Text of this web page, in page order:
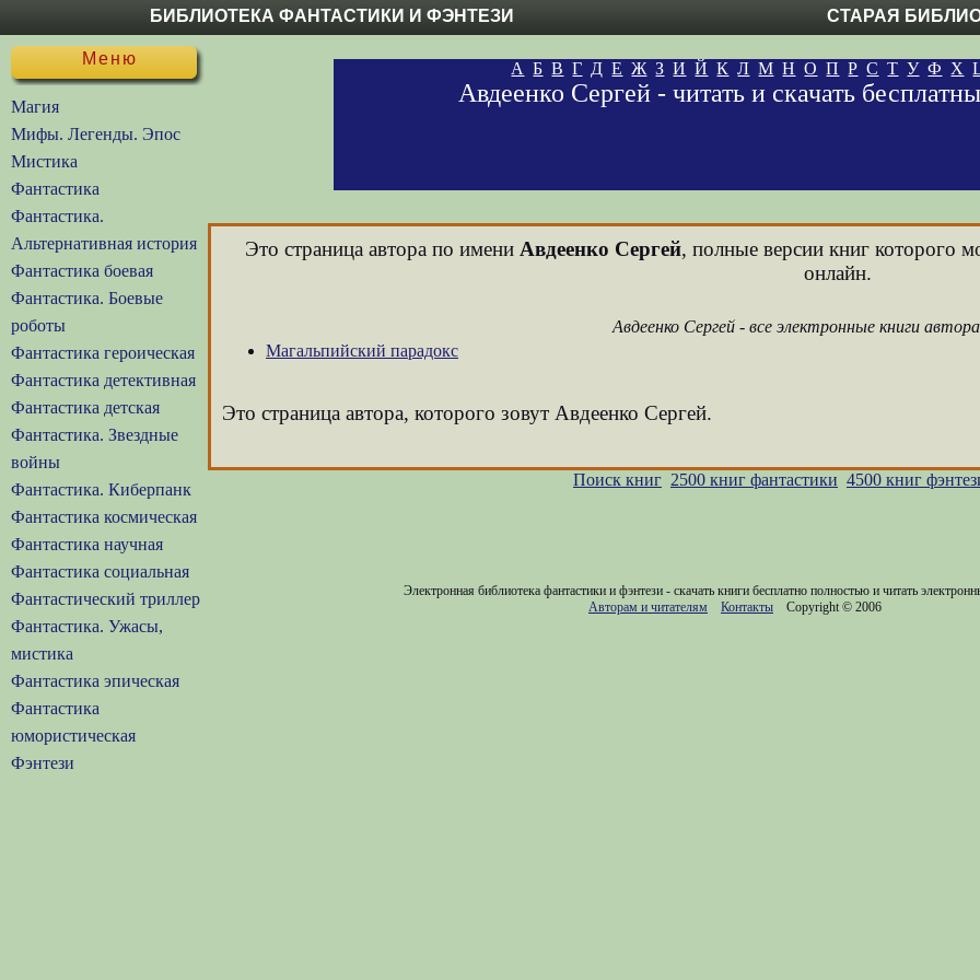
БИБЛИОТЕКА ФАНТАСТИКИ И ФЭНТЕЗИ СТАРАЯ
Меню
Магия
Мифы. Легенды. Эпос
Мистика
Фантастика
Фантастика.
Альтернативная история
Фантастика боевая
Фантастика. Боевые
роботы
Фантастика героическая
Фантастика детективная
Фантастика детская
Фантастика. Звездные
войны
Фантастика. Киберпанк
Фантастика космическая
Фантастика научная
Фантастика социальная
Фантастический триллер
Фантастика. Ужасы,
мистика
Фантастика эпическая
Фантастика
юмористическая
Фэнтези
А Б В Г Д Е Ж З И Й К Л М Н О П Р С Т У Ф Х
Авдеенко Сергей - читать и скачать
Это страница автора по имени Авдеенко Сергей, полные версии книг которого
онлайн.
Авдеенко Сергей - все электронные книги
Магальпийский парадокс
Это страница автора, которого зовут Авдеенко Сергей.
Поиск книг 2500 книг фантастики 4500 книг
Электронная библиотека фантастики и фэнтези - скачать книги бесплатно полностью и читать
Авторам и читателям
Контакты Copyright © 2006